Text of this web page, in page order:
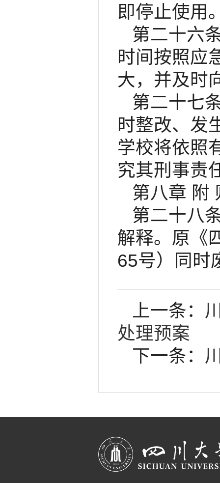
即停止使用
第二十六
时间按照应
大，并及时
第二十七
时整改、发
学校将依照
究其刑事责
第八章 附
第二十八
解释。原《
65号）同时
上一条：
处理预案
下一条：